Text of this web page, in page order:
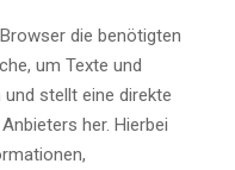
die benötigten
um Texte und
stellt eine direkte
her. Hierbei